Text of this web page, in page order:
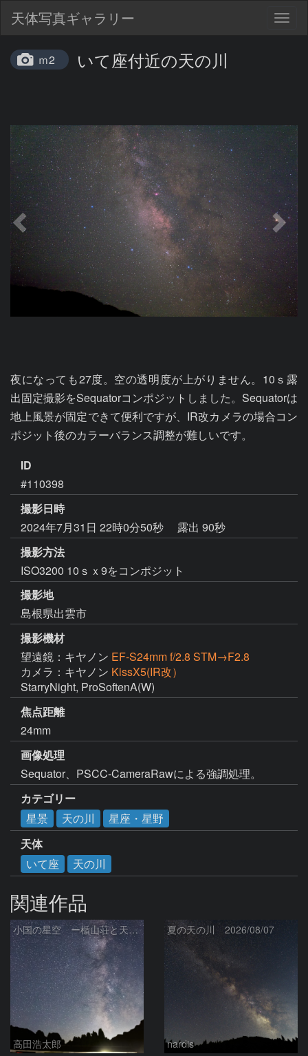
天体写真ギャラリー
ｍ2 いて座付近の天の川
夜になっても27度。空の透明度が上がりません。10ｓ露
出固定撮影をSequatorコンポジットしました。Sequatorは
地上風景が固定できて便利ですが、IR改カメラの場合コン
ポジット後のカラーバランス調整が難しいです。
ID
#110398
撮影日時
2024年7月31日 22時0分50秒
露出 90秒
撮影方法
ISO3200 10ｓｘ9をコンポジット
撮影地
島根県出雲市
撮影機材
望遠鏡：キヤノン EF-S24mm f/2.8 STM→F2.8
カメラ：キヤノン KissX5(IR改）
StarryNight, ProSoftenA(W)
焦点距離
24mm
画像処理
Sequator、PSCC-CameraRawによる強調処理。
カテゴリー
星景
天の川
星座・星野
天体
いて座
天の川
関連作品
小国の星空 ー楯山荘と天の川ー
高田浩太郎
夏の天の川 2026/08/07
nardis